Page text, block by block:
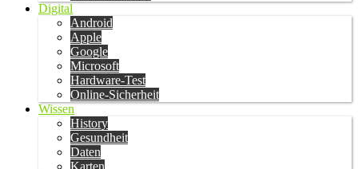
Digital
Android
Apple
Google
Microsoft
Hardware-Test
Online-Sicherheit
Wissen
History
Gesundheit
Daten
Karten